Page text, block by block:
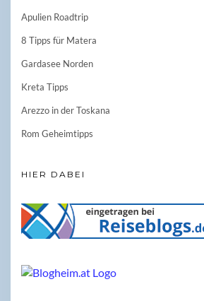
Apulien Roadtrip
8 Tipps für Matera
Gardasee Norden
Kreta Tipps
Arezzo in der Toskana
Rom Geheimtipps
HIER DABEI